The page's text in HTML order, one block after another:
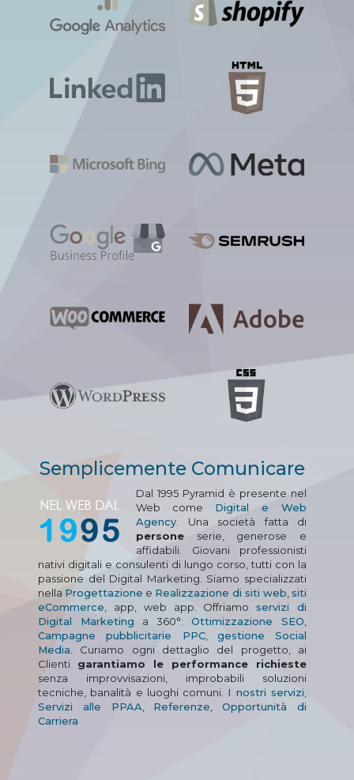
Semplicemente Comunicare
Dal 1995 Pyramid è presente nel
Web come Digital e Web
Agency . Una società fatta di
persone serie, generose e
affidabili. Giovani professionisti
nativi digitali e consulenti di lungo corso, tutti con la
passione del Digital Marketing. Siamo specializzati
nella Progettazione e Realizzazione di siti web siti
eCommerce , app, web app. Offriamo servizi di
Digital Marketing a 360°: Ottimizzazione SEO
Campagne pubblicitarie PPC, gestione Social
Media . Curiamo ogni dettaglio del progetto, ai
Clienti garantiamo le performance richieste
senza improvvisazioni, improbabili soluzioni
tecniche, banalità e luoghi comuni. I nostri servizi
Servizi alle PPAA
Referenze ,Opportunità di
Carriera